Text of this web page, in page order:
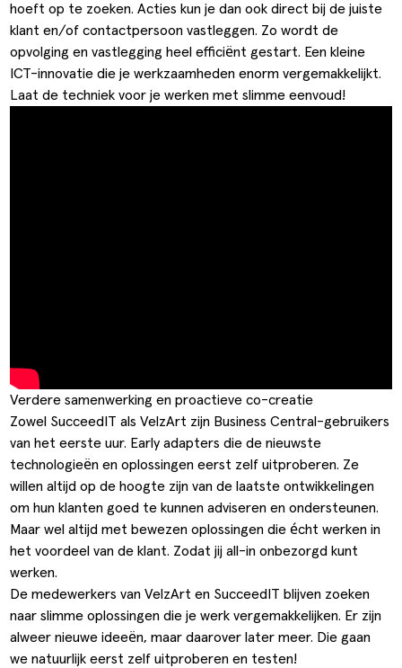
hoeft op te zoeken. Acties kun je dan ook direct bij de juiste
klant en/of contactpersoon vastleggen. Zo wordt de
opvolging en vastlegging heel efficiënt gestart. Een kleine
ICT-innovatie die je werkzaamheden enorm vergemakkelijkt.
Laat de techniek voor je werken met slimme eenvoud!
Verdere samenwerking en proactieve co-creatie
Zowel SucceedIT als VelzArt zijn Business Central-gebruikers
van het eerste uur. Early adapters die de nieuwste
technologieën en oplossingen eerst zelf uitproberen. Ze
willen altijd op de hoogte zijn van de laatste ontwikkelingen
om hun klanten goed te kunnen adviseren en ondersteunen.
Maar wel altijd met bewezen oplossingen die écht werken in
het voordeel van de klant. Zodat jij all-in onbezorgd kunt
werken.
De medewerkers van VelzArt en SucceedIT blijven zoeken
naar slimme oplossingen die je werk vergemakkelijken. Er zijn
alweer nieuwe ideeën, maar daarover later meer. Die gaan
we natuurlijk eerst zelf uitproberen en testen!